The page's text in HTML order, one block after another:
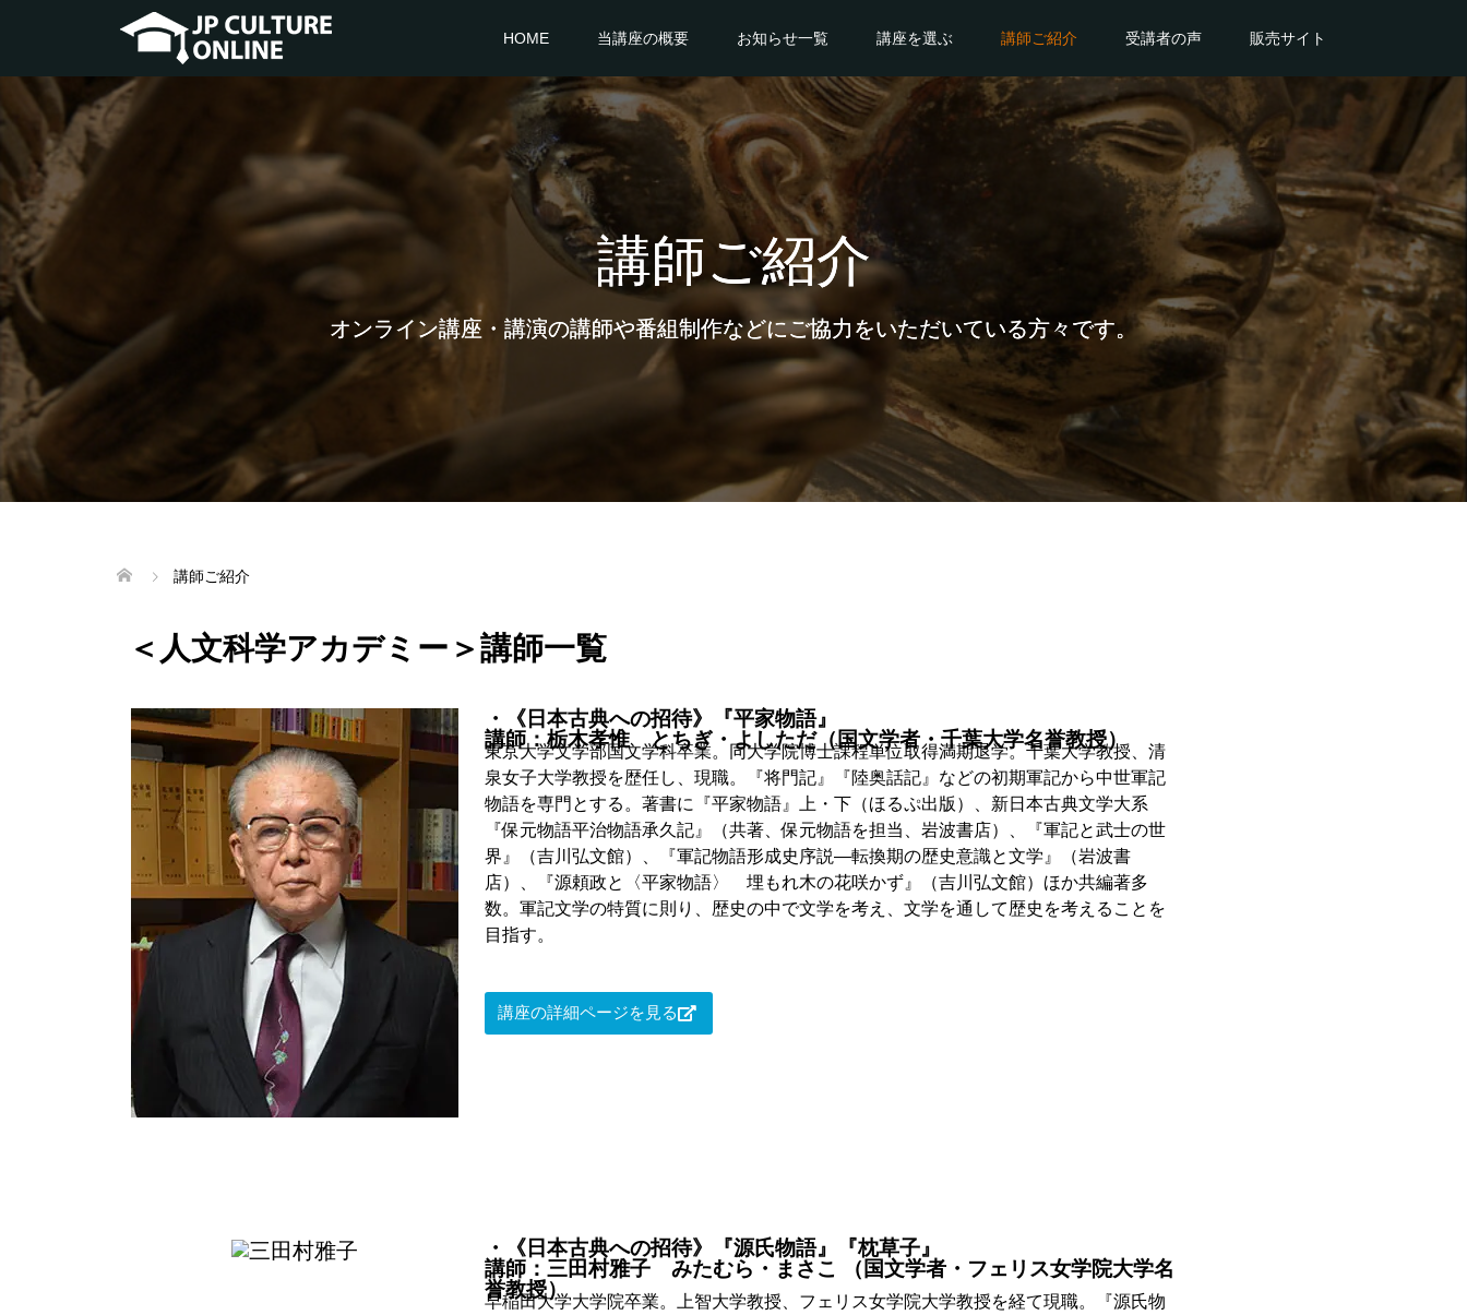
HOME 当講座の概要 お知らせ一覧 講座を選ぶ 講師ご紹介 受講者の声 販売サイト
講師ご紹介
オンライン講座・講演の講師や番組制作などにご協力をいただいている方々です。
講師ご紹介
＜人文科学アカデミー＞講師一覧
・《日本古典への招待》『平家物語』
講師：栃木孝惟 とちぎ・よしただ（国文学者・千葉大学名誉教授）
東京大学文学部国文学科卒業。同大学院博士課程単位取得満期退学。千葉大学教授、清
泉女子大学教授を歴任し、現職。『将門記』『陸奥話記』などの初期軍記から中世軍記
物語を専門とする。著書に『平家物語』上・下（ほるぷ出版）、新日本古典文学大系
『保元物語平治物語承久記』（共著、保元物語を担当、岩波書店）、『軍記と武士の世
界』（吉川弘文館）、『軍記物語形成史序説―転換期の歴史意識と文学』（岩波書
店）、『源頼政と〈平家物語〉 埋もれ木の花咲かず』（吉川弘文館）ほか共編著多
数。軍記文学の特質に則り、歴史の中で文学を考え、文学を通して歴史を考えることを
目指す。
講座の詳細ページを見る
・《日本古典への招待》『源氏物語』『枕草子』
講師：三田村雅子 みたむら・まさこ （国文学者・フェリス女学院大学名
誉教授）
早稲田大学大学院卒業。上智大学教授、フェリス女学院大学教授を経て現職。『源氏物